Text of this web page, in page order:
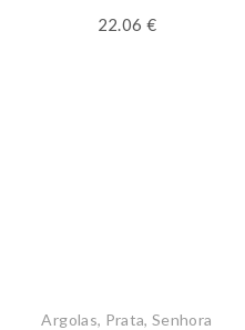
22.06 €
Argolas, Prata,Senhora